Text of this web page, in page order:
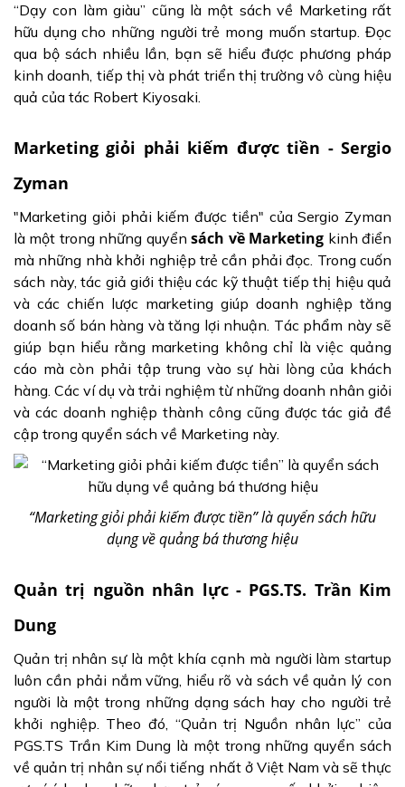
“Dạy con làm giàu” cũng là một sách về Marketing rất
hữu dụng cho những người trẻ mong muốn startup. Đọc
qua bộ sách nhiều lần, bạn sẽ hiểu được phương pháp
kinh doanh, tiếp thị và phát triển thị trường vô cùng hiệu
quả của tác Robert Kiyosaki.
Marketing giỏi phải kiếm được tiền - Sergio
Zyman
"Marketing giỏi phải kiếm được tiền" của Sergio Zyman
là một trong những quyểnsách về Marketing kinh điển
mà những nhà khởi nghiệp trẻ cần phải đọc. Trong cuốn
sách này, tác giả giới thiệu các kỹ thuật tiếp thị hiệu quả
và các chiến lược marketing giúp doanh nghiệp tăng
doanh số bán hàng và tăng lợi nhuận. Tác phẩm này sẽ
giúp bạn hiểu rằng marketing không chỉ là việc quảng
cáo mà còn phải tập trung vào sự hài lòng của khách
hàng. Các ví dụ và trải nghiệm từ những doanh nhân giỏi
và các doanh nghiệp thành công cũng được tác giả đề
cập trong quyển sách về Marketing này.
“Marketing giỏi phải kiếm được tiền” là quyển sách hữu
dụng về quảng bá thương hiệu
Quản trị nguồn nhân lực - PGS.TS. Trần Kim
Dung
Quản trị nhân sự là một khía cạnh mà người làm startup
luôn cần phải nắm vững, hiểu rõ và sách về quản lý con
người là một trong những dạng sách hay cho người trẻ
khởi nghiệp. Theo đó, “Quản trị Nguồn nhân lực” của
PGS.TS Trần Kim Dung là một trong những quyển sách
về quản trị nhân sự nổi tiếng nhất ở Việt Nam và sẽ thực